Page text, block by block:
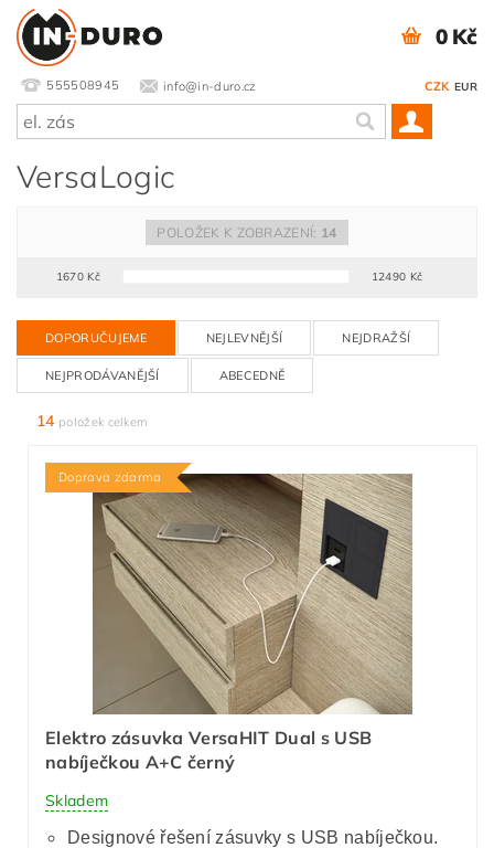
555508945 info@in-duro.cz CZK EUR
0 Kč
VersaLogic
1670Kč 12490 Kč
POLOŽEK K ZOBRAZENÍ: 14
DOPORUČUJEME NEJLEVNĚJŠÍ NEJDRAŽŠÍ
NEJPRODÁVANĚJŠÍ ABECEDNĚ
14 položek celkem
Doprava zdarma
Elektro zásuvka VersaHIT Dual s USB
nabíječkou A+C černý
Skladem
Designové řešení zásuvky s USB nabíječkou.